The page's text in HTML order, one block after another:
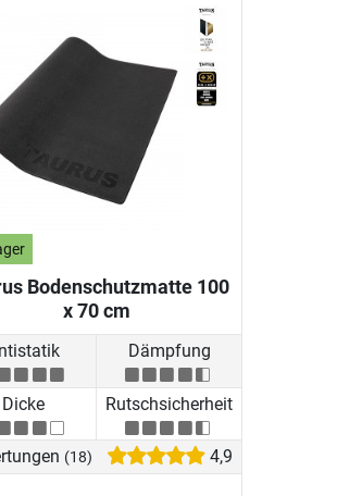
Bodenschutzmatte 100
x 70 cm
Dämpfung
Dicke Rutschsicherheit
(18) 4,9